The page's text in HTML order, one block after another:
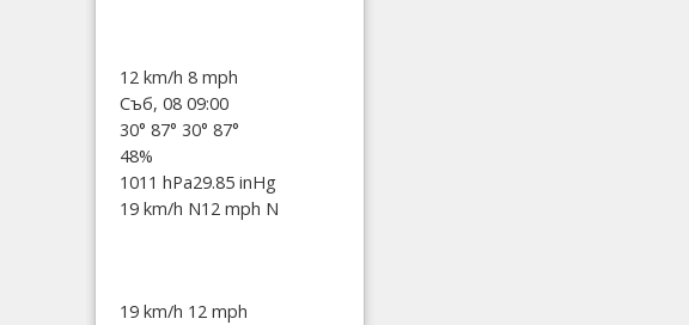
12 km/h 8 mph
Съб, 08 09:00
30° 87° 30° 87°
48%
1011 hPa29.85 inHg
19 km/h N12 mph N
19 km/h 12 mph